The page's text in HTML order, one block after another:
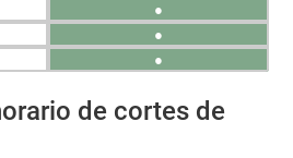
●
●
●
de cortes de